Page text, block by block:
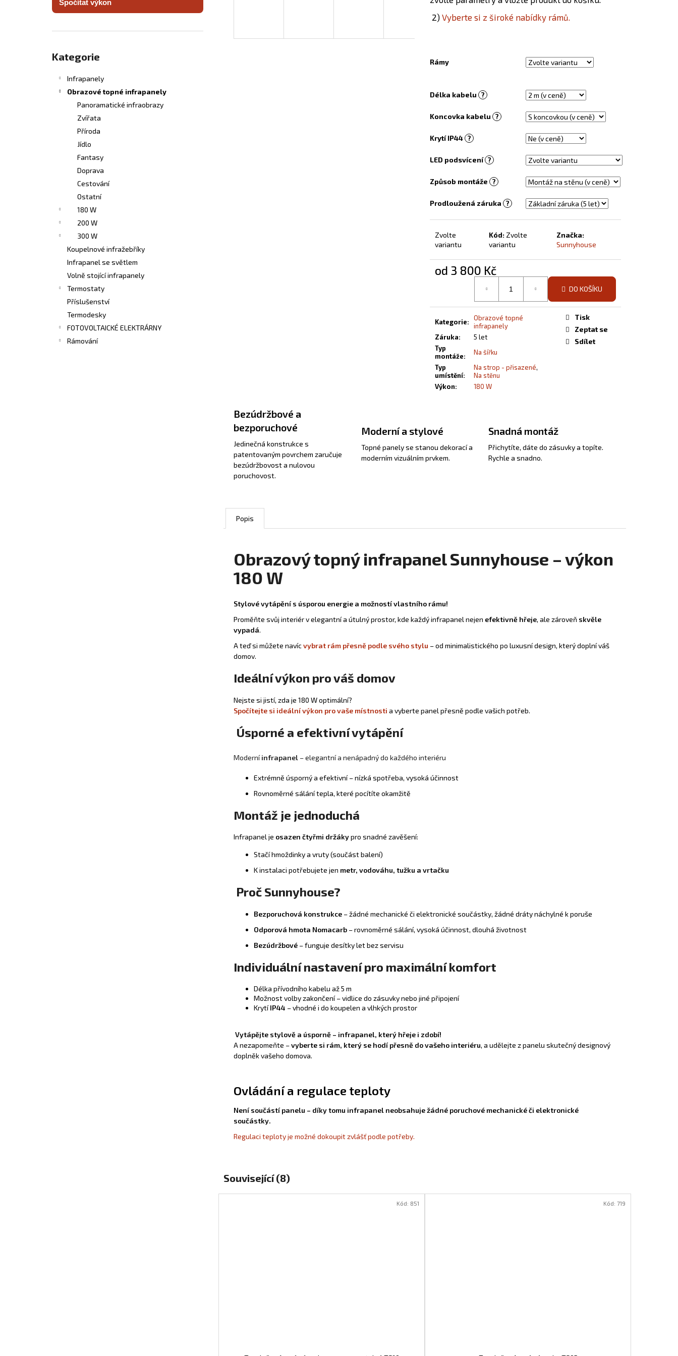
Spočítat výkon
kategorie
Kategorie
Infrapanely
Obrazové topné infrapanely
Panoramatické infraobrazy
Zvířata
Příroda
Jídlo
Fantasy
Doprava
Cestování
Ostatní
180 W
200 W
300 W
Koupelnové infražebříky
Infrapanel se světlem
Volně stojící infrapanely
Termostaty
Příslušenství
Termodesky
FOTOVOLTAICKÉ ELEKTRÁRNY
Rámování
2) Vyberte si z široké nabídky rámů.
Rámy
Délka kabelu ?
Koncovka kabelu ?
Krytí IP44 ?
LED podsvícení ?
Způsob montáže ?
Prodloužená záruka ?
Zvolte
variantu
Kód: Zvolte
variantu
Značka:
Sunnyhouse
od 3 800 Kč
DO KOŠÍKU
Kategorie:
Obrazové topné
infrapanely
Záruka:
5 let
Typ
montáže:
Na šířku
Typ
umístění:
Na strop - přisazené,
Na stěnu
Výkon: 180 W
Tisk
Zeptat se
Sdílet
A
M
Bezúdržbové a
bezporuchové
Jedinečná konstrukce s
patentovaným povrchem zaručuje
bezúdržbovost a nulovou
poruchovost.
Moderní a stylové
Topné panely se stanou dekorací a
moderním vizuálním prvkem.
Snadná montáž
Přichytíte, dáte do zásuvky a topíte.
Rychle a snadno.
Popis
Obrazový topný infrapanel Sunnyhouse – výkon
180 W
Stylové vytápění s úsporou energie a možností vlastního rámu!
Proměňte svůj interiér v elegantní a útulný prostor, kde každý infrapanel nejen efektivně hřeje, ale zároveň skvěle
vypadá.
A teď si můžete navícvybrat rám přesně podle svého stylu – od minimalistického po luxusní design, který doplní váš
domov.
Ideální výkon pro váš domov
Nejste si jistí, zda je 180 W optimální?
Spočítejte si ideální výkon pro vaše místnosti a vyberte panel přesně podle vašich potřeb.
Úsporné a efektivní vytápění
Moderníinfrapanel – elegantní a nenápadný do každého interiéru
Extrémně úsporný a efektivní – nízká spotřeba, vysoká účinnost
Rovnoměrné sálání tepla, které pocítíte okamžitě
Montáž je jednoduchá
Infrapanel je osazen čtyřmi držákypro snadné zavěšení:
Stačí hmoždinky a vruty (součást balení)
K instalaci potřebujete jen metr, vodováhu, tužku a vrtačku
Proč Sunnyhouse?
Bezporuchová konstrukce – žádné mechanické či elektronické součástky, žádné dráty náchylné k poruše
Odporová hmota Nomacarb – rovnoměrné sálání, vysoká účinnost, dlouhá životnost
Bezúdržbové – funguje desítky let bez servisu
Individuální nastavení pro maximální komfort
Délka přívodního kabelu až 5 m
Možnost volby zakončení – vidlice do zásuvky nebo jiné připojení
KrytíIP44 – vhodné i do koupelen a vlhkých prostor
Vytápějte stylově a úsporně – infrapanel, který hřeje i zdobí!
A nezapomeňte –vyberte si rám, který se hodí přesně do vašeho interiéru, a udělejte z panelu skutečný designový
doplněk vašeho domova.
Ovládání a regulace teploty
Není součástí panelu – díky tomu infrapanel neobsahuje žádné poruchové mechanické či elektronické
součástky.
Regulaci teploty je možné dokoupit zvlášť podle potřeby.
Související (8)
Kód: 851 Kód: 719
INFRASVĚTLO
TOPNÝ INFRAPANEL S OBRAZEM - 138